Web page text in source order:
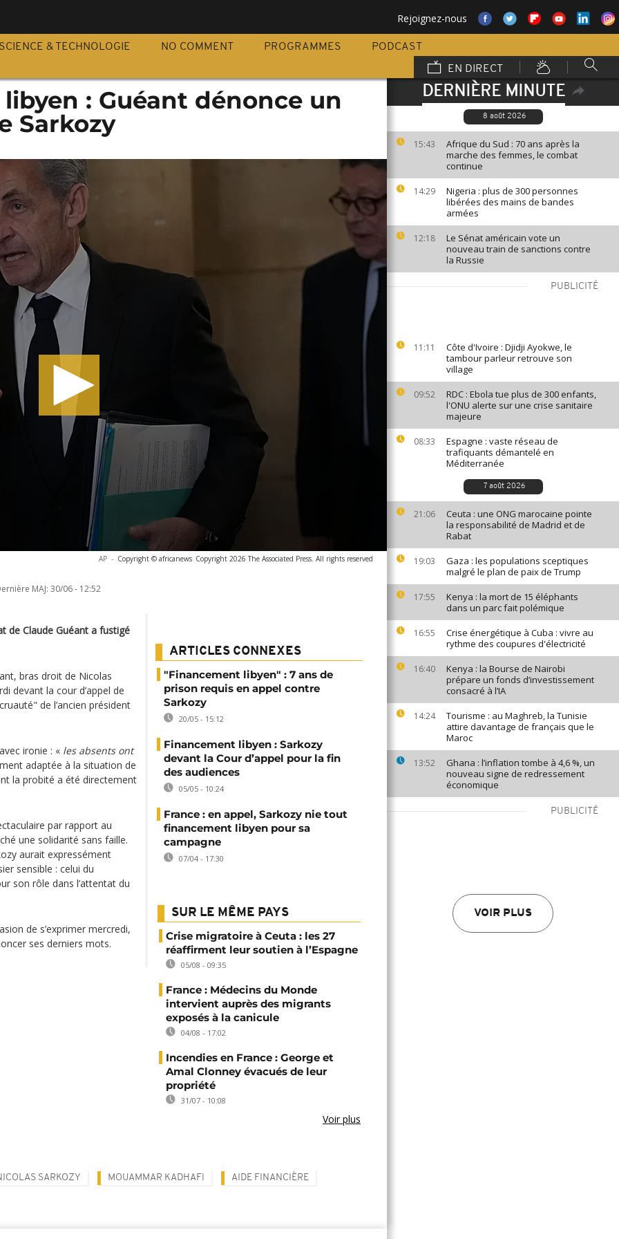
Rejoignez-nous
SCIENCE & TECHNOLOGIE NO COMMENT PROGRAMMES
PODCAST
EN DIRECT
DERNIÈRE MINUTE
8 août 2026
15:43
Afrique du Sud : 70 ans après la
marche des femmes, le combat
continue
14:29
Nigeria : plus de 300 personnes
libérées des mains de bandes
armées
12:18
Le Sénat américain vote un
nouveau train de sanctions contre
la Russie
PUBLICITÉ
11:11
Côte d'Ivoire : Djidji Ayokwe, le
tambour parleur retrouve son
village
09:52
RDC : Ebola tue plus de 300 enfants,
l'ONU alerte sur une crise sanitaire
majeure
08:33
Espagne : vaste réseau de
trafiquants démantelé en
Méditerranée
7 août 2026
21:06
Ceuta : une ONG marocaine pointe
la responsabilité de Madrid et de
Rabat
19:03
Gaza : les populations sceptiques
malgré le plan de paix de Trump
17:55
Kenya : la mort de 15 éléphants
dans un parc fait polémique
16:55
Crise énergétique à Cuba : vivre au
rythme des coupures d'électricité
16:40
Kenya : la Bourse de Nairobi
prépare un fonds d’investissement
consacré à l’IA
14:24
Tourisme : au Maghreb, la Tunisie
attire davantage de français que le
Maroc
13:52
Ghana : l’inflation tombe à 4,6 %, un
nouveau signe de redressement
économique
PUBLICITÉ
VOIR PLUS
: Guéant dénonce un
Sarkozy
AP - Copyright © africanews Copyright 2026 The Associated Press. All rights reserved
MAJ: 30/06 - 12:52
de Claude Guéant a fustigé
bras droit de Nicolas
devant la cour d’appel de
de l’ancien président
ironie : « les absents ont
adaptée à la situation de
la probité a été directement
par rapport au
une solidarité sans faille.
aurait expressément
sensible : celui du
son rôle dans l’attentat du
de s’exprimer mercredi,
ses derniers mots.
ARTICLES CONNEXES
"Financement libyen" : 7 ans de
prison requis en appel contre
Sarkozy
20/05 - 15:12
Financement libyen : Sarkozy
devant la Cour d’appel pour la fin
des audiences
05/05 - 10:24
France : en appel, Sarkozy nie tout
financement libyen pour sa
campagne
07/04 - 17:30
SUR LE MÊME PAYS
Crise migratoire à Ceuta : les 27
réaffirment leur soutien à l’Espagne
05/08 - 09:35
France : Médecins du Monde
intervient auprès des migrants
exposés à la canicule
04/08 - 17:02
Incendies en France : George et
Amal Clonney évacués de leur
propriété
31/07 - 10:08
Voir plus
SARKOZY MOUAMMAR KADHAFI AIDE FINANCIÈRE